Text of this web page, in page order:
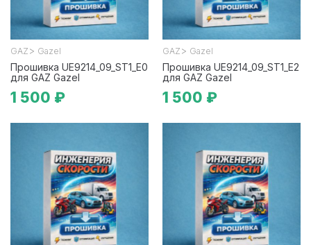
GAZ > Gazel
Прошивка UE9214_09_ST1_E0
для GAZ Gazel
1 500 ₽
GAZ > Gazel
Прошивка UE9214_09_ST1_E2
для GAZ Gazel
1 500 ₽